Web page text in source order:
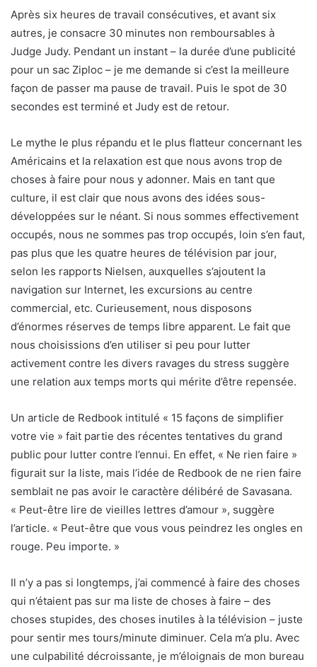
Après six heures de travail consécutives, et avant six
autres, je consacre 30 minutes non remboursables à
Judge Judy. Pendant un instant – la durée d’une publicité
pour un sac Ziploc – je me demande si c’est la meilleure
façon de passer ma pause de travail. Puis le spot de 30
secondes est terminé et Judy est de retour.
Le mythe le plus répandu et le plus flatteur concernant les
Américains et la relaxation est que nous avons trop de
choses à faire pour nous y adonner. Mais en tant que
culture, il est clair que nous avons des idées sous-
développées sur le néant. Si nous sommes effectivement
occupés, nous ne sommes pas trop occupés, loin s’en faut,
pas plus que les quatre heures de télévision par jour,
selon les rapports Nielsen, auxquelles s’ajoutent la
navigation sur Internet, les excursions au centre
commercial, etc. Curieusement, nous disposons
d’énormes réserves de temps libre apparent. Le fait que
nous choisissions d’en utiliser si peu pour lutter
activement contre les divers ravages du stress suggère
une relation aux temps morts qui mérite d’être repensée.
Un article de Redbook intitulé « 15 façons de simplifier
votre vie » fait partie des récentes tentatives du grand
public pour lutter contre l’ennui. En effet, « Ne rien faire »
figurait sur la liste, mais l’idée de Redbook de ne rien faire
semblait ne pas avoir le caractère délibéré de Savasana.
« Peut-être lire de vieilles lettres d’amour », suggère
l’article. « Peut-être que vous vous peindrez les ongles en
rouge. Peu importe. »
Il n’y a pas si longtemps, j’ai commencé à faire des choses
qui n’étaient pas sur ma liste de choses à faire – des
choses stupides, des choses inutiles à la télévision – juste
pour sentir mes tours/minute diminuer. Cela m’a plu. Avec
une culpabilité décroissante, je m’éloignais de mon bureau